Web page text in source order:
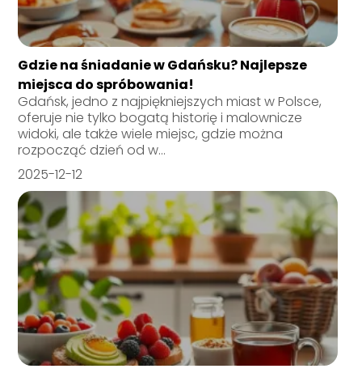
Gdzie na śniadanie w Gdańsku? Najlepsze
miejsca do spróbowania!
Gdańsk, jedno z najpiękniejszych miast w Polsce,
oferuje nie tylko bogatą historię i malownicze
widoki, ale także wiele miejsc, gdzie można
rozpocząć dzień od w...
2025-12-12